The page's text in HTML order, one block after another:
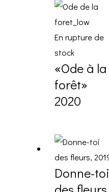
En rupture de
stock
«Ode à la
forêt»
2020
Donne-toi